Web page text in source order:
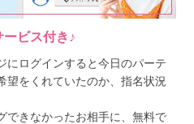
ビス付き♪
にログインすると今日のパーテ
望をくれていたのか、指名状況
できなかったお相手に、無料で